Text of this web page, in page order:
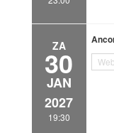
ZA
30
JAN
2027
19:30